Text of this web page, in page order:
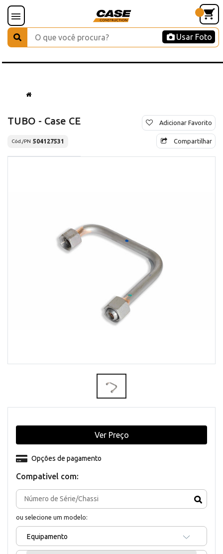
Usar Foto
TUBO - Case CE
Cód./PN 504127531
Adicionar Favorito
Compartilhar
Compativel com:
ou selecione um modelo:
Equipamento
Opções de pagamento
Ver Preço